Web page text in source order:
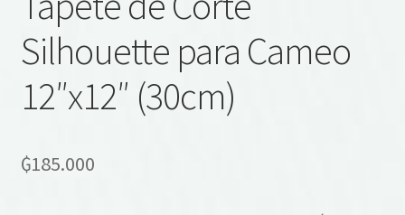
Silhouette para Cameo
12″x12″ (30cm)
₲185.000